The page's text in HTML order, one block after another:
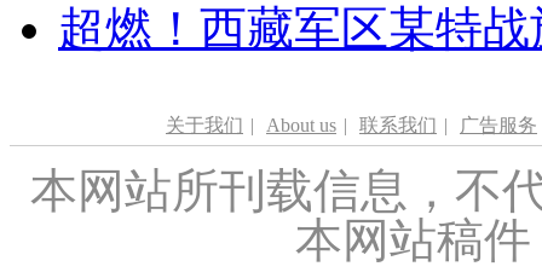
超燃！西藏军区某特
关于我们 | About us | 联系我们 | 广告服务
本网站所刊载信息，不
本网站稿